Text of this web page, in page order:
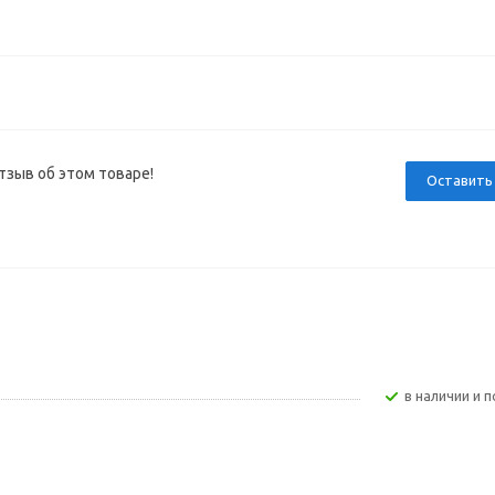
об этом товаре!
В наличии и